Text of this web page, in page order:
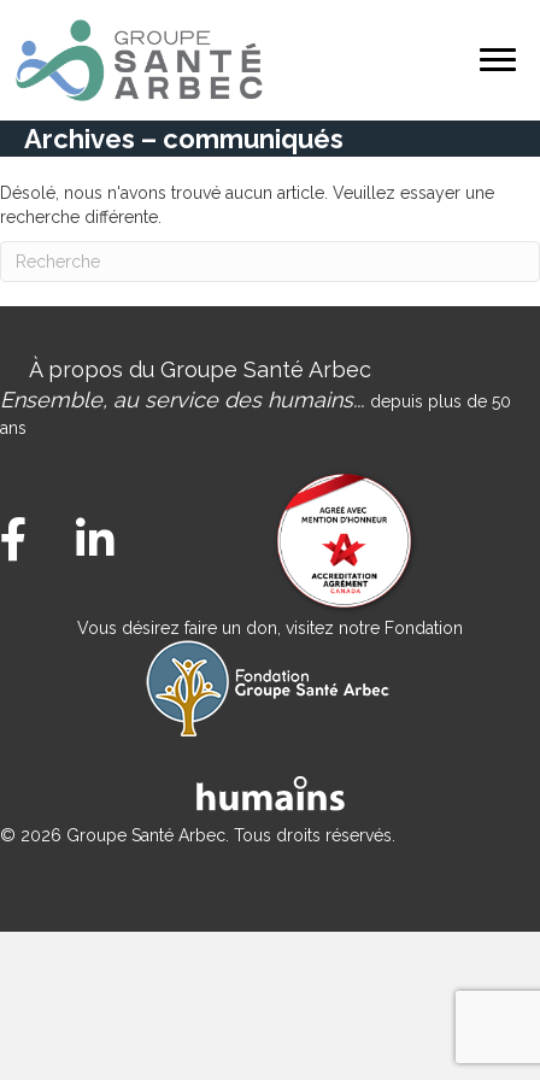
Archives – communiqués
Désolé, nous n'avons trouvé aucun article. Veuillez essayer une
recherche différente.
À propos du Groupe Santé Arbec
Ensemble, au service des humains... depuis plus de 50
ans
Facebook Groupe Santé Arbec
LinkedIn Groupe Santé Arbec
Vous désirez faire un don, visitez notre Fondation
© 2026 Groupe Santé Arbec. Tous droits réservés.